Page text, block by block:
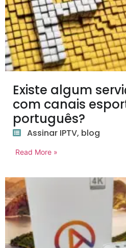
Existe algum
com canais
português?
Assinar IPTV, blog
Read More »